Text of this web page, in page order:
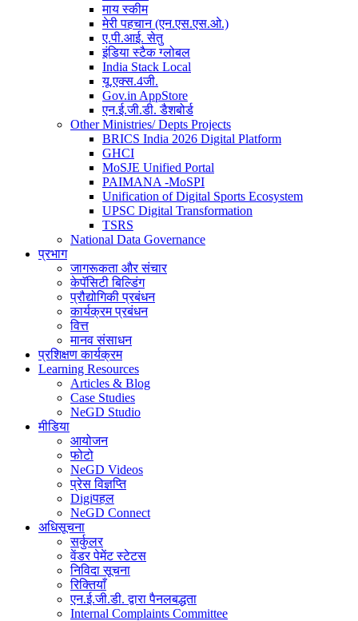
माय स्कीम
मेरी पहचान (एन.एस.एस.ओ.)
ए.पी.आई. सेतु
इंडिया स्टैक ग्लोबल
India Stack Local
यू.एक्स.4जी.
Gov.in AppStore
एन.ई.जी.डी. डैशबोर्ड
Other Ministries/ Depts Projects
BRICS India 2026 Digital Platform
GHCI
MoSJE Unified Portal
PAIMANA -MoSPI
Unification of Digital Sports Ecosystem
UPSC Digital Transformation
TSRS
National Data Governance
प्रभाग
जागरूकता और संचार
केपॅसिटी बिल्डिंग
प्रौद्योगिकी प्रबंधन
कार्यक्रम प्रबंधन
वित्त
मानव संसाधन
प्रशिक्षण कार्यक्रम
Learning Resources
Articles & Blog
Case Studies
NeGD Studio
मीडिया
आयोजन
फोटो
NeGD Videos
प्रेस विज्ञप्ति
Digiपहल
NeGD Connect
अधिसूचना
सर्कुलर
वेंडर पेमेंट स्टेटस
निविदा सूचना
रिक्तियाँ
एन.ई.जी.डी. द्वारा पैनलबद्धता
Internal Complaints Committee